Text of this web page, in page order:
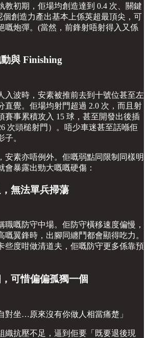
教初期，佢場均創造達到 0.4 次、關鍵
個創造力產出基本上係英超最頂尖，可
嘅炮彈。(當然，前鋒射唔射得入又係
與 Finishing
入波時，安素被推前去到十號位甚至左
直覺。佢場均射門超過 2.0 次，而且射
賽事累積攻入 15 球，甚至開發出後插
次頭槌射門）。唔少車迷甚至話喺佢
。
安素亦唔例外。佢嘅弱點同限制同樣明
會暴露出勁大嘅嘅硬傷：
無法單兵掃蕩
職嘅防守中場。佢防守橫移速度偏慢，
嘅翼鋒時，出腳同纏鬥都會顯得吃力。
些度咁做清道夫，佢嘅防守更多係靠預
可惜偏偏孤獨一個
對坐…原來沒有你做人相當痛楚」
織抗壓不足，逼到佢要「既要退後現